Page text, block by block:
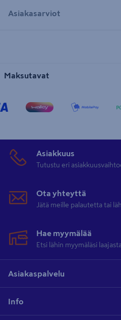
Asiakasarviot
Maksutavat
Asiakkuus
Tutustu eri
Ota yhteyttä
Jätä meille palautetta tai
Hae myymälää
Etsi lähin myymäläsi
Asiakaspalvelu
Info